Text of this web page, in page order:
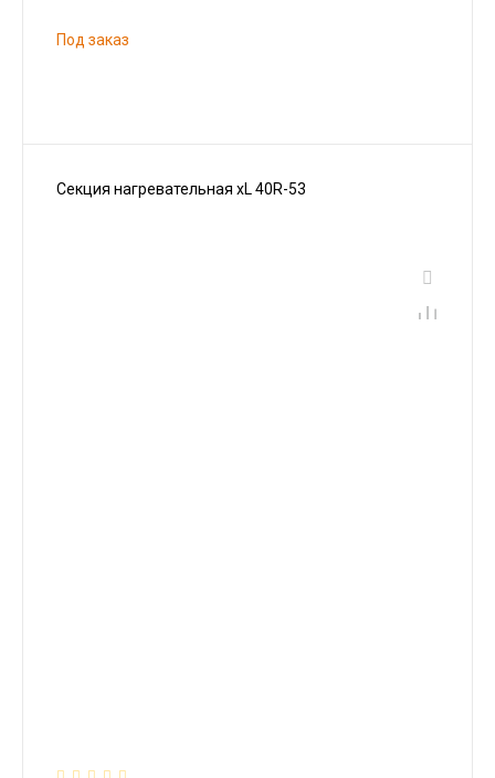
Под заказ
Секция нагревательная xL 40R-53